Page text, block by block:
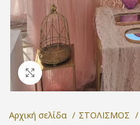
Προβολή
Αρχική σελίδα ΣΤΟΛΙΣΜΟΣ